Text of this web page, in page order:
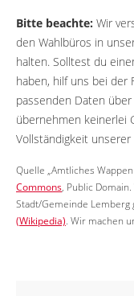
Bitte beachte: Wir
den Wahlbüros in
halten. Solltest du
haben, hilf uns bei der
passenden Daten
übernehmen keinerlei
Vollständigkeit
Quelle „Amtliches
Commons, Public
Stadt/Gemeinde Lemberg
(Wikipedia). Wir machen